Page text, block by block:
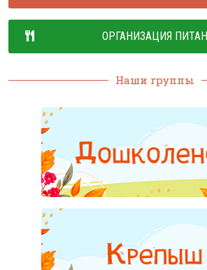
ОРГАНИЗАЦИЯ
Наши группы